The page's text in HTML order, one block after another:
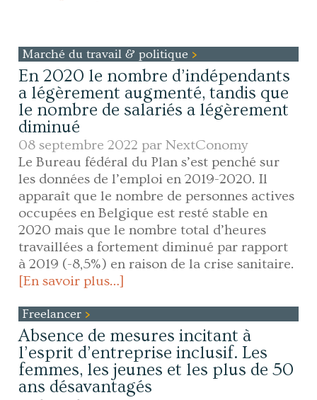
Marché du travail & politique
En 2020 le nombre d’indépendants
a légèrement augmenté, tandis que
le nombre de salariés a légèrement
diminué
08 septembre 2022 parNextConomy
Le Bureau fédéral du Plan s’est penché sur
les données de l’emploi en 2019-2020. Il
apparaît que le nombre de personnes actives
occupées en Belgique est resté stable en
2020 mais que le nombre total d’heures
travaillées a fortement diminué par rapport
à 2019 (-8,5%) en raison de la crise sanitaire.
[En savoir plus…]
Freelancer
Absence de mesures incitant à
l’esprit d’entreprise inclusif. Les
femmes, les jeunes et les plus de 50
ans désavantagés